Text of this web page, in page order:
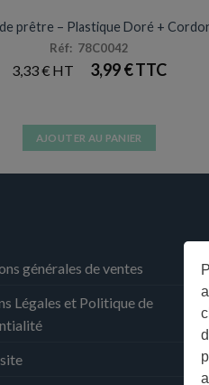
prêtre – Plastique Doré +
Réf: 78C0042
3,33€ 3,99€
AJOUTER AU PANIER
générales de ventes
Légales et Politique de